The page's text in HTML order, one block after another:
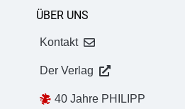
ÜBER UNS
Kontakt
Der Verlag
40 Jahre PHILIPP